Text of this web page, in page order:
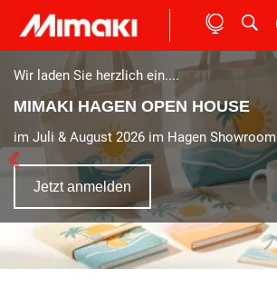
Wir laden Sie herzlich ein....
MIMAKI HAGEN OPEN HOUSE
im Juli & August 2026 im Hagen Showroom
Jetzt anmelden